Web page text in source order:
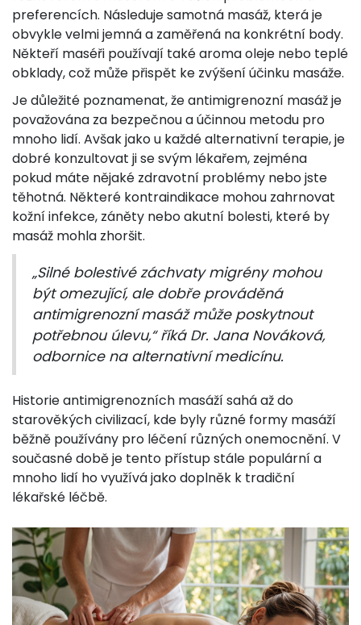
preferencích. Následuje samotná masáž, která je
obvykle velmi jemná a zaměřená na konkrétní body.
Někteří maséři používají také aroma oleje nebo teplé
obklady, což může přispět ke zvýšení účinku masáže.
Je důležité poznamenat, že antimigrenozní masáž je
považována za bezpečnou a účinnou metodu pro
mnoho lidí. Avšak jako u každé alternativní terapie, je
dobré konzultovat ji se svým lékařem, zejména
pokud máte nějaké zdravotní problémy nebo jste
těhotná. Některé kontraindikace mohou zahrnovat
kožní infekce, záněty nebo akutní bolesti, které by
masáž mohla zhoršit.
„Silné bolestivé záchvaty migrény mohou
být omezující, ale dobře prováděná
antimigrenozní masáž může poskytnout
potřebnou úlevu,“ říká Dr. Jana Nováková,
odbornice na alternativní medicínu.
Historie antimigrenozních masáží sahá až do
starověkých civilizací, kde byly různé formy masáží
běžně používány pro léčení různých onemocnění. V
současné době je tento přístup stále populární a
mnoho lidí ho využívá jako doplněk k tradiční
lékařské léčbě.